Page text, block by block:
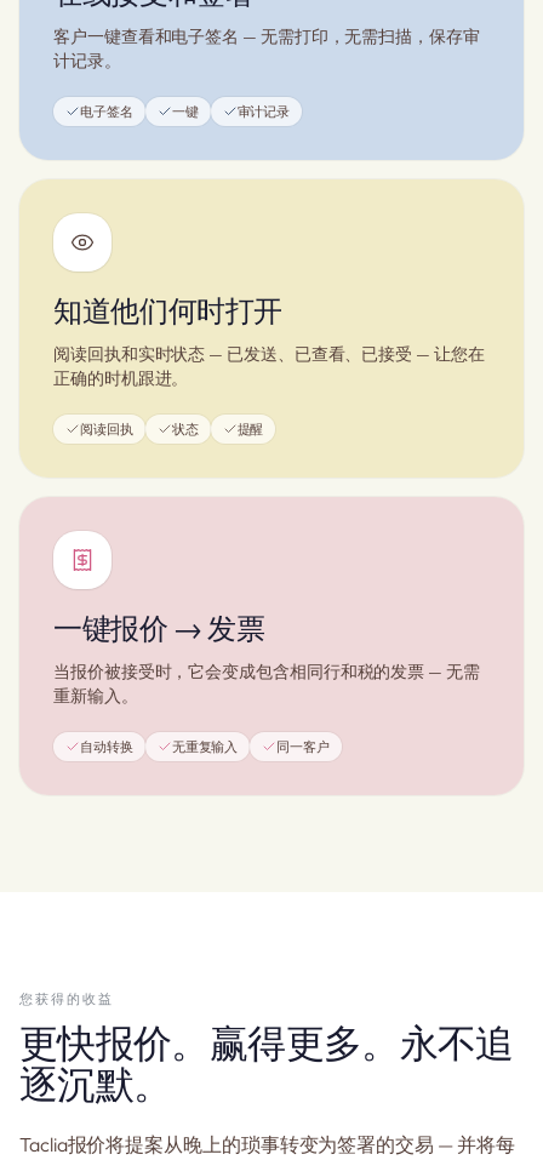
客户一键查看和电子签名 — 无需打印，无需扫描，保存审
计记录。
电子签名 一键 审计记录
知道他们何时打开
阅读回执和实时状态 — 已发送、已查看、已接受 — 让您在
正确的时机跟进。
阅读回执 状态 提醒
一键报价 → 发票
当报价被接受时，它会变成包含相同行和税的发票 — 无需
重新输入。
自动转换 无重复输入 同一客户
您获得的收益
更快报价。赢得更多。永不追
逐沉默。
Taclia报价将提案从晚上的琐事转变为签署的交易 — 并将每